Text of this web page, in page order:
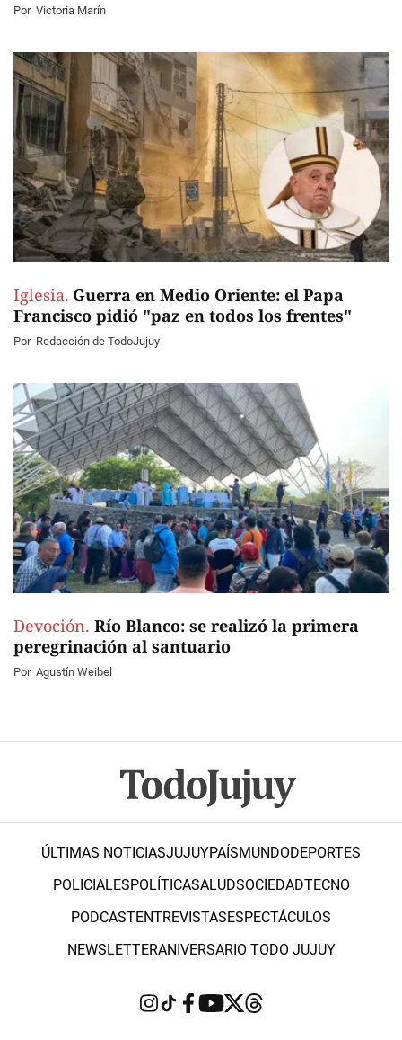
Por Victoria Marín
Iglesia. Guerra en Medio Oriente: el Papa
Francisco pidió "paz en todos los frentes"
Por Redacción de TodoJujuy
Devoción. Río Blanco: se realizó la primera
peregrinación al santuario
Por Agustín Weibel
ÚLTIMAS NOTICIASJUJUYPAÍSMUNDODEPORTES
POLICIALESPOLÍTICASALUDSOCIEDADTECNO
PODCASTENTREVISTASESPECTÁCULOS
NEWSLETTERANIVERSARIO TODO JUJUY